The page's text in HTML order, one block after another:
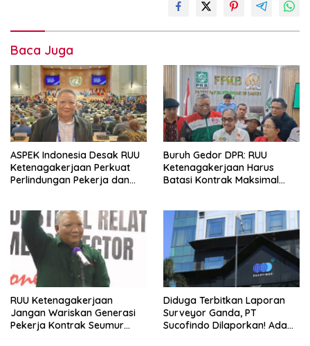
Baca Juga
ASPEK Indonesia Desak RUU
Ketenagakerjaan Perkuat
Perlindungan Pekerja dan
Buruh Gedor DPR: RUU
Ketenagakerjaan Harus
Batasi Kontrak Maksimal
RUU Ketenagakerjaan
Jangan Wariskan Generasi
Pekerja Kontrak Seumur
Diduga Terbitkan Laporan
Surveyor Ganda, PT
Sucofindo Dilaporkan! Ada